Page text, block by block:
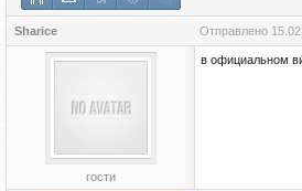
Sharice Отправлено
гости
в официальном